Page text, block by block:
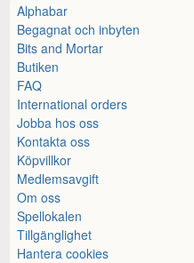
Alphabar
Begagnat och inbyten
Bits and Mortar
Butiken
FAQ
International orders
Jobba hos oss
Kontakta oss
Köpvillkor
Medlemsavgift
Om oss
Spellokalen
Tillgänglighet
Hantera cookies